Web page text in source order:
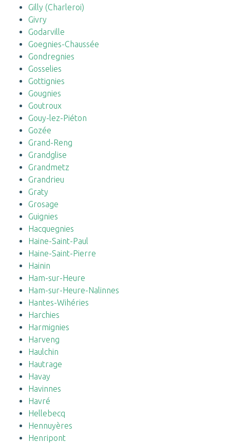
Gilly (Charleroi)
Givry
Godarville
Goegnies-Chaussée
Gondregnies
Gosselies
Gottignies
Gougnies
Goutroux
Gouy-lez-Piéton
Gozée
Grand-Reng
Grandglise
Grandmetz
Grandrieu
Graty
Grosage
Guignies
Hacquegnies
Haine-Saint-Paul
Haine-Saint-Pierre
Hainin
Ham-sur-Heure
Ham-sur-Heure-Nalinnes
Hantes-Wihéries
Harchies
Harmignies
Harveng
Haulchin
Hautrage
Havay
Havinnes
Havré
Hellebecq
Hennuyères
Henripont